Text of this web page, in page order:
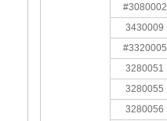
#3080002
3430009
#3320005
3280051
3280055
3280056